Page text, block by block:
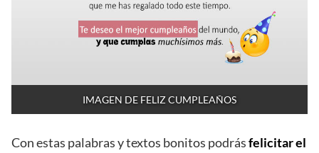
IMAGEN DE FELIZ CUMPLEAÑOS
Con estas palabras y textos bonitos podrásfelicitar el